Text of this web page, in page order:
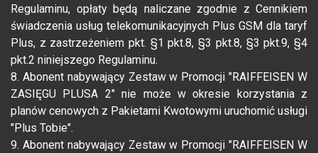
Regulaminu, opłaty będą naliczane zgodnie z Cennikiem
świadczenia usług telekomunikacyjnych Plus GSM dla taryf
Plus, z zastrzeżeniem pkt. §1 pkt.8, §3 pkt.8, §3 pkt.9, §4
pkt.2 niniejszego Regulaminu.
8. Abonent nabywający Zestaw w Promocji "RAIFFEISEN W
ZASIĘGU PLUSA 2" nie może w okresie korzystania z
planów cenowych z Pakietami Kwotowymi uruchomić usługi
"Plus Tobie".
9. Abonent nabywający Zestaw w Promocji "RAIFFEISEN W